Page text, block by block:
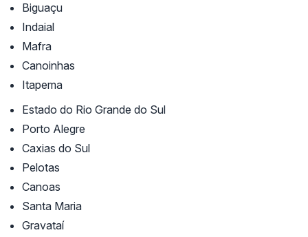
Biguaçu
Indaial
Mafra
Canoinhas
Itapema
Estado do Rio Grande do Sul
Porto Alegre
Caxias do Sul
Pelotas
Canoas
Santa Maria
Gravataí